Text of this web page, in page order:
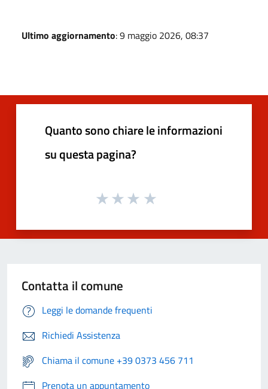
Ultimo aggiornamento: 9 maggio 2026, 08:37
Quanto sono chiare le informazioni
su questa pagina?
Contatta il comune
Leggi le domande frequenti
Richiedi Assistenza
Chiama il comune +39 0373 456 711
Prenota un appuntamento